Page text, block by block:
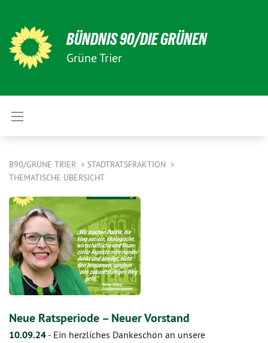
BÜNDNIS 90/DIE GRÜNEN
Grüne Trier
B90/GRÜNE TRIER
STADTRATSFRAKTION
THEMATISCHE ÜBERSICHT
Neue Ratsperiode – Neuer Vorstand
10.09.24 - Ein herzliches Dankeschön an unsere